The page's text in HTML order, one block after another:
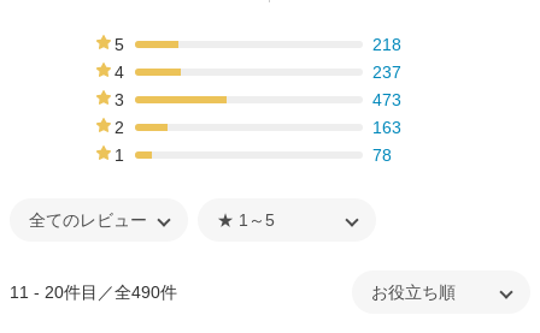
5
218
4
237
3
473
2
163
1
78
11 - 20件目／全490件